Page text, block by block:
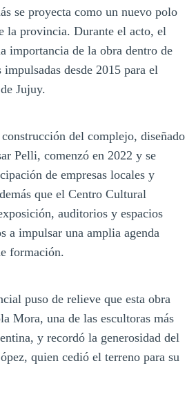
se proyecta como un nuevo polo
la provincia. Durante el acto, el
importancia de la obra dentro de
desde 2015 para el
Jujuy.
del complejo, diseñado
Pelli, comenzó en 2022 y se
de empresas locales y
que el Centro Cultural
auditorios y espacios
a impulsar una amplia agenda
formación.
puso de relieve que esta obra
Mora, una de las escultoras más
y recordó la generosidad del
quien cedió el terreno para su